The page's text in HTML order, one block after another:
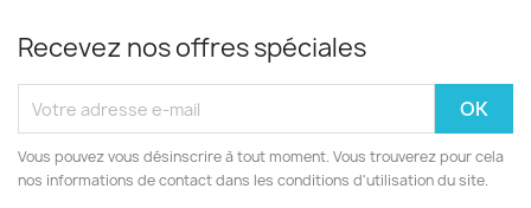
Recevez nos offres spéciales
Vous pouvez vous désinscrire à tout moment. Vous trouverez pour cela
nos informations de contact dans les conditions d'utilisation du site.